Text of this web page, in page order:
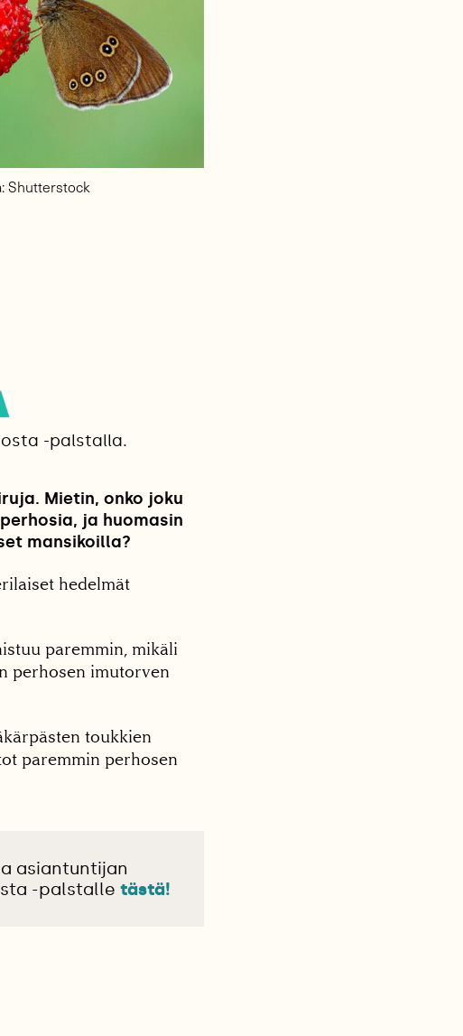
Shutterstock
-palstalla.
Mietin, onko joku
ja huomasin
mansikoilla?
hedelmät
paremmin, mikäli
perhosen imutorven
toukkien
paremmin perhosen
asiantuntijan
-palstalle tästä!